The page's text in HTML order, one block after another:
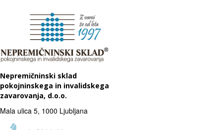
Nepremičninski sklad
pokojninskega in invalidskega
zavarovanja, d.o.o.
Mala ulica 5, 1000 Ljubljana